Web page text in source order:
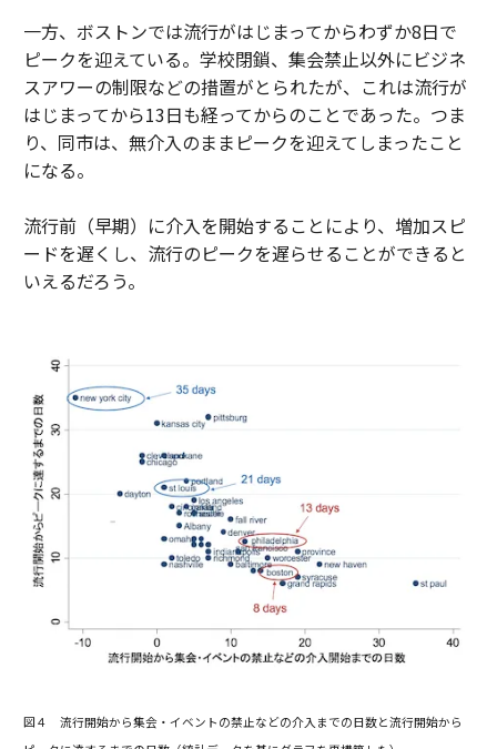
一方、ボストンでは流行がはじまってからわずか8日で
ピークを迎えている。学校閉鎖、集会禁止以外にビジネ
スアワーの制限などの措置がとられたが、これは流行が
はじまってから13日も経ってからのことであった。つま
り、同市は、無介入のままピークを迎えてしまったこと
になる。
流行前（早期）に介入を開始することにより、増加スピ
ードを遅くし、流行のピークを遅らせることができると
いえるだろう。
図４ 流行開始から集会・イベントの禁止などの介入までの日数と流行開始から